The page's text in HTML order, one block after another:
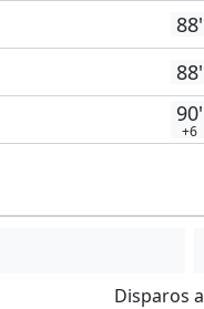
88'
88'
90'
+6
Disparos